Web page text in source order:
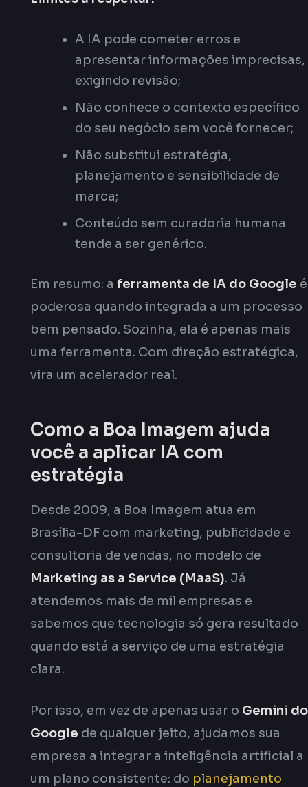
A IA pode cometer erros e
apresentar informações imprecisas,
exigindo revisão;
Não conhece o contexto específico
do seu negócio sem você fornecer;
Não substitui estratégia,
planejamento e sensibilidade de
marca;
Conteúdo sem curadoria humana
tende a ser genérico.
Em resumo: a ferramenta de IA do Google é
poderosa quando integrada a um processo
bem pensado. Sozinha, ela é apenas mais
uma ferramenta. Com direção estratégica,
vira um acelerador real.
Como a Boa Imagem ajuda
você a aplicar IA com
estratégia
Desde 2009, a Boa Imagem atua em
Brasília-DF com marketing, publicidade e
consultoria de vendas, no modelo de
Marketing as a Service (MaaS). Já
atendemos mais de mil empresas e
sabemos que tecnologia só gera resultado
quando está a serviço de uma estratégia
clara.
Por isso, em vez de apenas usar o Gemini do
Google de qualquer jeito, ajudamos sua
empresa a integrar a inteligência artificial a
um plano consistente: do planejamento